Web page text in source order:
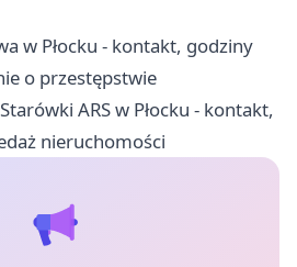
w Płocku - kontakt, godziny
o przestępstwie
ARS w Płocku - kontakt,
nieruchomości